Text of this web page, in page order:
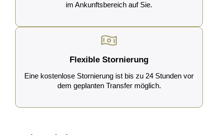
im Ankunftsbereich auf Sie.
Flexible Stornierung
Eine kostenlose Stornierung ist bis zu 24 Stunden vor
dem geplanten Transfer möglich.